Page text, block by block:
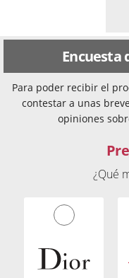
Encuesta
Para poder recibir el
contestar a unas
opiniones
¿Qué